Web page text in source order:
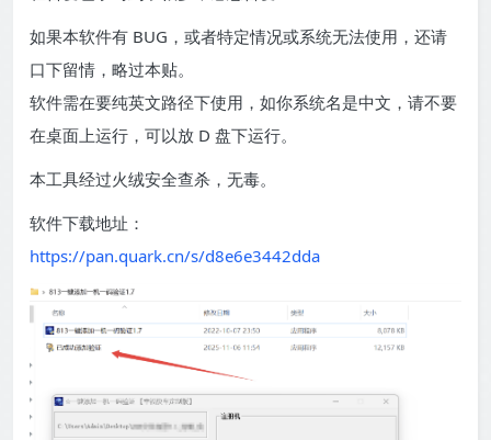
如果本软件有 BUG，或者特定情况或系统无法使用，还请
口下留情，略过本贴。
软件需在要纯英文路径下使用，如你系统名是中文，请不要
在桌面上运行，可以放 D 盘下运行。
本工具经过火绒安全查杀，无毒。
软件下载地址：
https://pan.quark.cn/s/d8e6e3442dda